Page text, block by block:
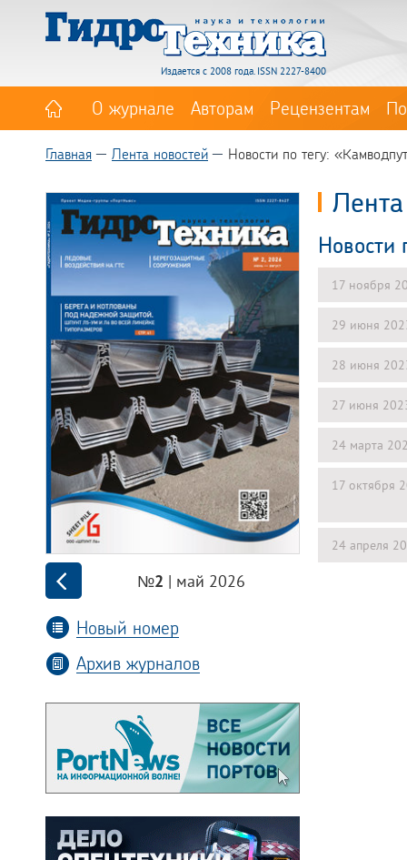
Издается с 2008 года. ISSN 2227-8400
О журнале Авторам Рецензентам
Главная Лента новостей Новости по тегу:
№2 | май 2026
Новый номер
Архив журналов
Новости
17 ноября
29 июня
28 июня
27 июня
24 марта
17 октября
24 апреля